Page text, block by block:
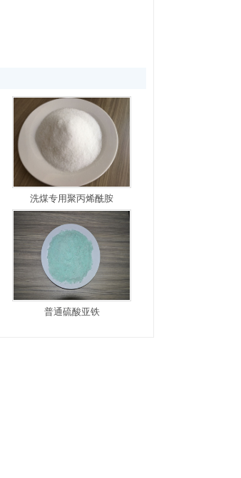
洗煤专用聚丙烯酰胺
普通硫酸亚铁